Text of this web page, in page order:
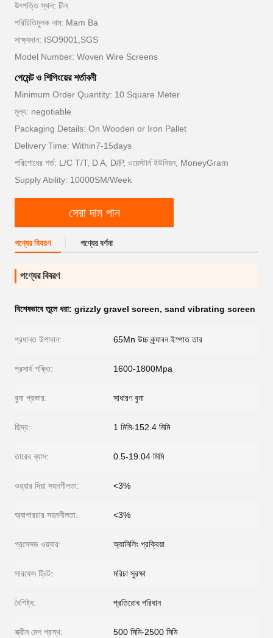
উৎপত্তি স্থল: চীন
পরিচিতিমুলক নাম: Mam Ba
সাক্ষ্যদান: ISO9001,SGS
Model Number: Woven Wire Screens
পেমেন্ট ও শিপিংয়ের শর্তাবলী
Minimum Order Quantity: 10 Square Meter
মূল্য: negotiable
Packaging Details: On Wooden or Iron Pallet
Delivery Time: Within7-15days
পরিশোধের শর্ত: L/C T/T, D A, D/P, ওয়েস্টার্ন ইউনিয়ন, MoneyGram
Supply Ability: 10000SM/Week
সেরা দাম পান
পণ্যের বিবরণ পণ্যের বর্ণনা
পণ্যের বিবরণ
বিশেষভাবে তুলে ধরা: grizzly gravel screen, sand vibrating screen
প্রধানত উপাদান: 65Mn উচ্চ ক্র্যাবন ইস্পাত তার
প্রসার্য শক্তি: 1600-1800Mpa
বুনা প্রকার: সাধারণ বুনা
ছিদ্র: 1 মিমি-152.4 মিমি
তারের ব্যাস: 0.5-19.04 মিমি
ওয়্যার দিয়া সহনশীলতা: <3%
অ্যাপারচার সহনশীলতা: <3%
প্রসেসড ওয়্যার: অ্যানিলিং প্রক্রিয়া
সারফেস ট্রিট: মরিচা সুরক্ষা
বৈশিষ্ট্য: প্রতিরোধ পরিধান
স্ক্রীন মেশ প্রস্থ: 500 মিমি-2500 মিমি